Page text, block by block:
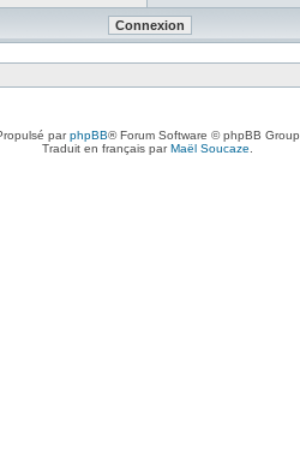
parphpBB® Forum Software © phpBB Group
Traduit en français parMaël Soucaze